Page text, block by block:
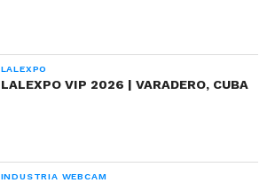
LALEXPO
LALEXPO VIP 2026 | VARADERO, CUBA
INDUSTRIA WEBCAM